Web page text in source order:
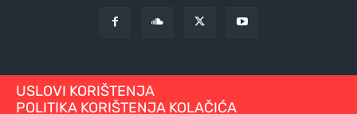
USLOVI KORIŠTENJA
POLITIKA KORIŠTENJA KOLAČIĆA